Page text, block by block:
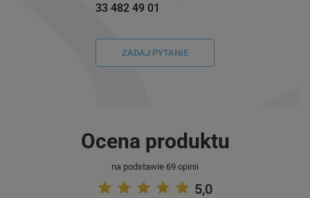
33 482 49 01
ZADAJ PYTANIE
Ocena produktu
na podstawie 69 opinii
5,0